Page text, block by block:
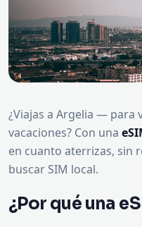
¿Viajas a Argelia — para
vacaciones? Con una
en cuanto aterrizas, sin
buscar SIM local.
¿Por qué una